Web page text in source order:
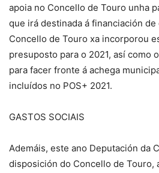
apoia no Concello de Touro unha
que irá destinada á financiación
Concello de Touro xa incorporou
presuposto para o 2021, así como
para facer fronte á achega
incluídos no POS+ 2021.
GASTOS SOCIAIS
Ademáis, este ano Deputación da
disposición do Concello de Touro,